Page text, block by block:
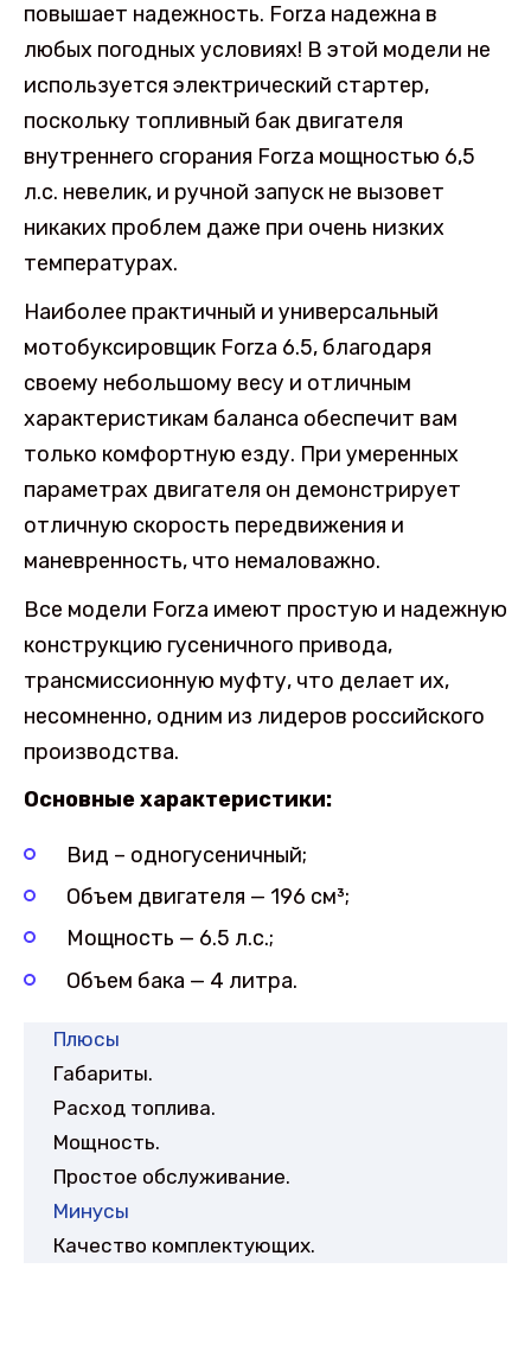
повышает надежность. Forza надежна в
любых погодных условиях! В этой модели не
используется электрический стартер,
поскольку топливный бак двигателя
внутреннего сгорания Forza мощностью 6,5
л.с. невелик, и ручной запуск не вызовет
никаких проблем даже при очень низких
температурах.
Наиболее практичный и универсальный
мотобуксировщик Forza 6.5, благодаря
своему небольшому весу и отличным
характеристикам баланса обеспечит вам
только комфортную езду. При умеренных
параметрах двигателя он демонстрирует
отличную скорость передвижения и
маневренность, что немаловажно.
Все модели Forza имеют простую и надежную
конструкцию гусеничного привода,
трансмиссионную муфту, что делает их,
несомненно, одним из лидеров российского
производства.
Основные характеристики:
Вид – одногусеничный;
Объем двигателя — 196 см³;
Мощность — 6.5 л.с.;
Объем бака — 4 литра.
Плюсы
Габариты.
Расход топлива.
Мощность.
Простое обслуживание.
Минусы
Качество комплектующих.